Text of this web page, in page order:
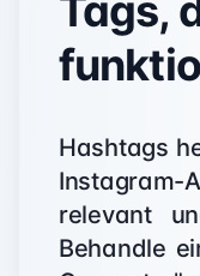
Tags,
Hashtags
Instagram-
relevant
Behandle